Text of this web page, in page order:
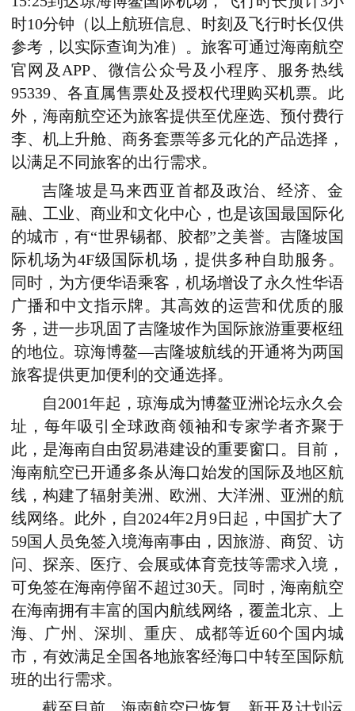
时10分钟（以上航班信息、时刻及飞行时长仅供
参考，以实际查询为准）。旅客可通过海南航空
官网及APP、微信公众号及小程序、服务热线
95339、各直属售票处及授权代理购买机票。此
外，海南航空还为旅客提供至优座选、预付费行
李、机上升舱、商务套票等多元化的产品选择，
以满足不同旅客的出行需求。
吉隆坡是马来西亚首都及政治、经济、金
融、工业、商业和文化中心，也是该国最国际化
的城市，有“世界锡都、胶都”之美誉。吉隆坡国
际机场为4F级国际机场，提供多种自助服务。
同时，为方便华语乘客，机场增设了永久性华语
广播和 中文指示牌。其高效的运营和优质的服
务，进一步巩固了吉隆坡作为国际旅游重要枢纽
的地位。琼海博鳌—吉隆坡航线的开通将为两国
旅客提供更加便利的交通选择。
自2001年起，琼海成为博鳌亚洲论坛永久会
址，每年吸引全球政商领袖和专家学者齐聚于
此 ，是海南自由贸易港建设的重要窗口。
目前，
海南航空已开通多条从海口始发的国际及地区航
线，构建了辐射美洲、欧洲、大洋洲、亚洲的航
线网络。此外，自2024年2月9日起，中国扩大了
59国人员免签入境海南事由，因旅游、商贸、访
问、探亲、医疗、会展或体育竞技等需求入境，
可免签在海南停留不超过30天。同时，海南航空
在海南拥有丰富的国内航线网络，覆盖北京、上
海、广州、深圳、重庆、成都等近60个国内城
市，有效满足全国各地旅客经海口中转至国际航
班的出行需求。